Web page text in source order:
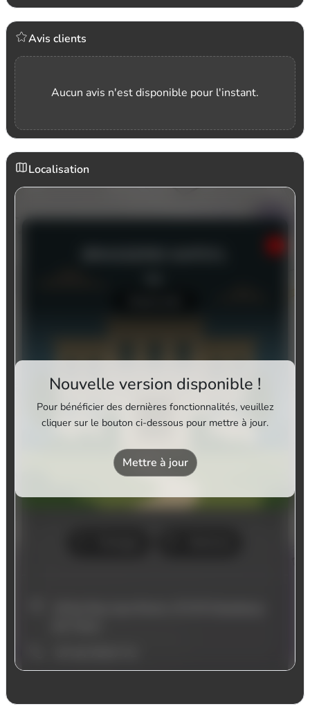
Avis clients
Aucun avis n'est disponible pour l'instant.
Localisation